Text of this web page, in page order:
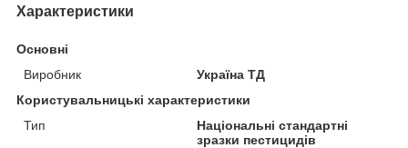
Характеристики
Основні
Виробник
Україна ТД
Користувальницькі характеристики
Тип
Національні стандартні
зразки пестицидів